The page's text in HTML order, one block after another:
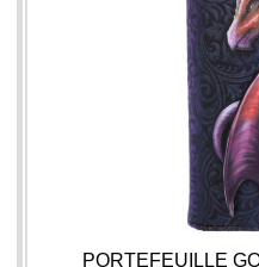
PORTEFEUILLE